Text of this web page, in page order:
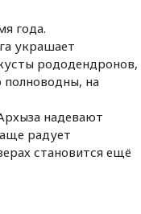
года.
украшает
рододендронов,
полноводны, на
надевают
радует
становится ещё